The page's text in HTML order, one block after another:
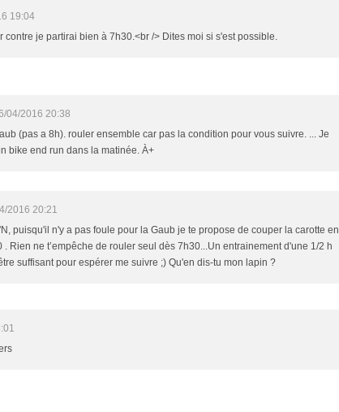
19:04
contre je partirai bien à 7h30.<br /> Dites moi si s'est possible.
04/2016 20:38
(pas a 8h). rouler ensemble car pas la condition pour vous suivre. ... Je
bike end run dans la matinée. À+
2016 20:21
puisqu'il n'y a pas foule pour la Gaub je te propose de couper la carotte en
. Rien ne t’empêche de rouler seul dès 7h30...Un entrainement d'une 1/2 h
suffisant pour espérer me suivre ;) Qu'en dis-tu mon lapin ?